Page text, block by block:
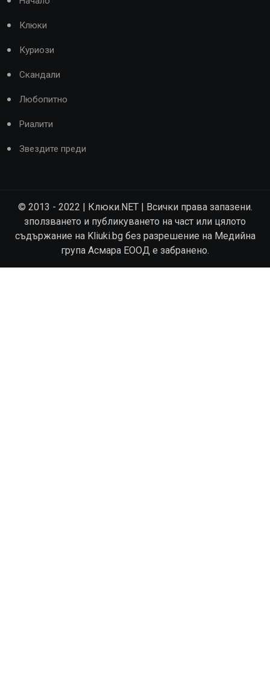
Клюки
Куриози
Скандали
Любопитно
Риалити
Звездите преди
© 2013 - 2022 | Клюки.NET | Всички права запазени.
зползването и публикуването на част или цялото
съдържание на Kliuki.bg без разрешение на Медийна
група Асмара ЕООД е забранено.